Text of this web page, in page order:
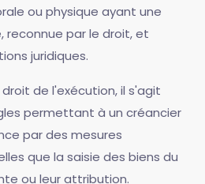
ou physique ayant une
reconnue par le droit, et
juridiques.
de l'exécution, il s'agit
permettant à un créancier
par des mesures
que la saisie des biens du
ou leur attribution.